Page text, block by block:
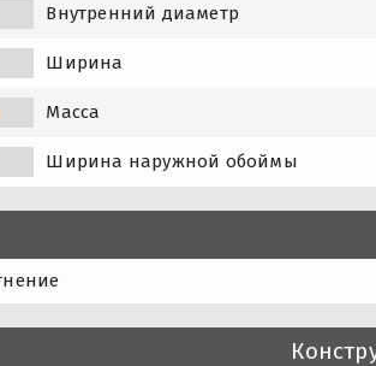
Внутренний диаметр
Ширина
Масса
Ширина наружной обоймы